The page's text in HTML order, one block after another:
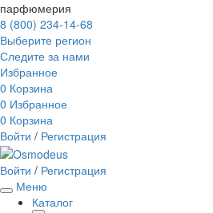
парфюмерия
8 (800) 234-14-68
Выберите регион
Следите за нами
Избранное
0 Корзина
0 Избранное
0 Корзина
Войти / Регистрация
Войти / Регистрация
Меню
Каталог